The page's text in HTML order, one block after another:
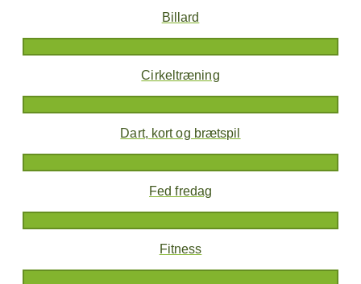
Billard
Cirkeltræning
Dart, kort og brætspil
Fed fredag
Fitness